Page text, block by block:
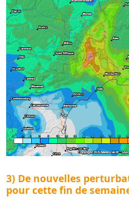
3) De nouvelles
pour cette fin de